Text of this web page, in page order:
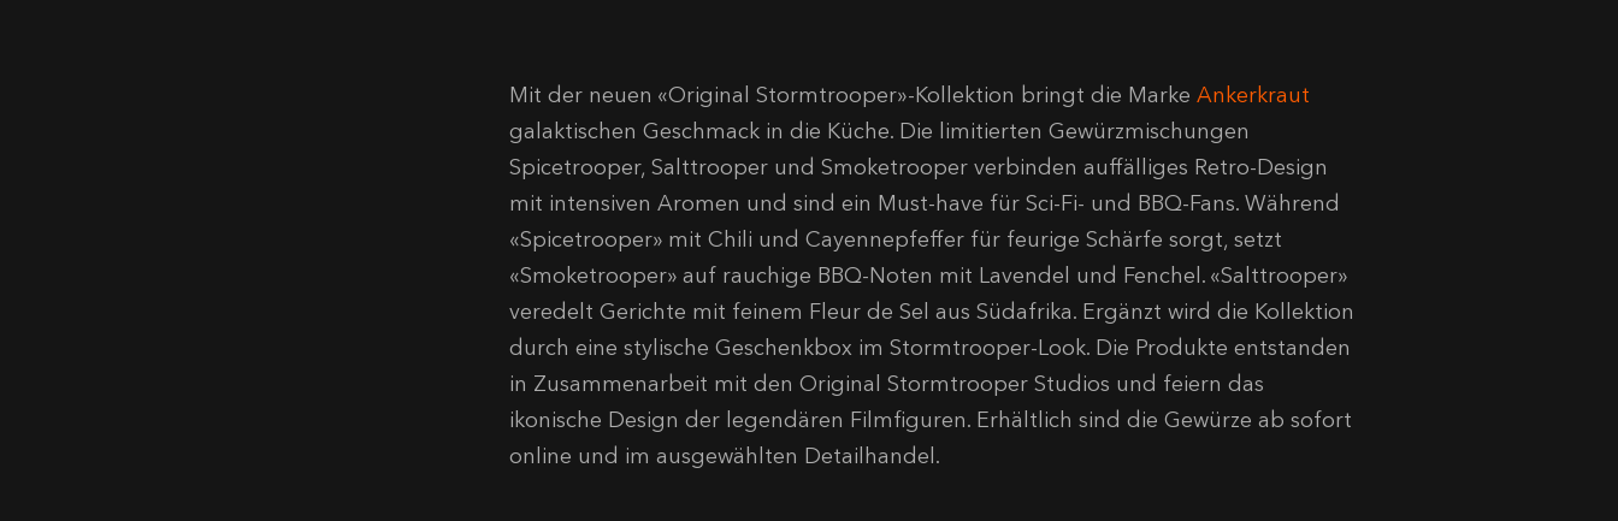
Mit der neuen «Original Stormtrooper»-Kollektion bringt die Marke Ankerkraut
galaktischen Geschmack in die Küche. Die limitierten Gewürzmischungen
Spicetrooper, Salttrooper und Smoketrooper verbinden auffälliges Retro-Design
mit intensiven Aromen und sind ein Must-have für Sci-Fi- und BBQ-Fans. Während
«Spicetrooper» mit Chili und Cayennepfeffer für feurige Schärfe sorgt, setzt
«Smoketrooper» auf rauchige BBQ-Noten mit Lavendel und Fenchel. «Salttrooper»
veredelt Gerichte mit feinem Fleur de Sel aus Südafrika. Ergänzt wird die Kollektion
durch eine stylische Geschenkbox im Stormtrooper-Look. Die Produkte entstanden
in Zusammenarbeit mit den Original Stormtrooper Studios und feiern das
ikonische Design der legendären Filmfiguren. Erhältlich sind die Gewürze ab sofort
online und im ausgewählten Detailhandel.